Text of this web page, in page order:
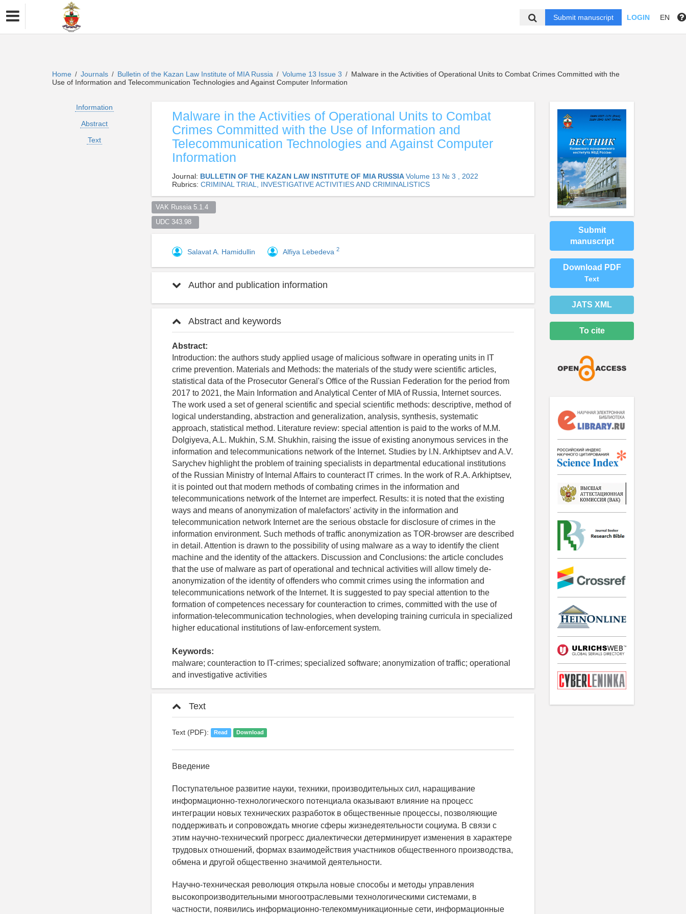
Submit manuscript LOGIN EN
Home / Journals / Bulletin of the Kazan Law Institute of MIA Russia / Volume 13 Issue 3 / Malware in the Activities of Operational Units to Combat Crimes Committed with the
Use of Information and Telecommunication Technologies and Against Computer Information
Information
Abstract
Text
Malware in the Activities of Operational Units to Combat
Crimes Committed with the Use of Information and
Telecommunication Technologies and Against Computer
Information
Journal: BULLETIN OF THE KAZAN LAW INSTITUTE OF MIA RUSSIAVolume 13 № 3 , 2022
Rubrics: CRIMINAL TRIAL, INVESTIGATIVE ACTIVITIES AND CRIMINALISTICS
VAK Russia 5.1.4
UDC 343.98
Salavat A. Hamidullin Alfiya Lebedeva 2
Author and publication information
Abstract and keywords
Abstract:
Introduction: the authors study applied usage of malicious software in operating units in IT
crime prevention. Materials and Methods: the materials of the study were scientific articles,
statistical data of the Prosecutor General's Office of the Russian Federation for the period from
2017 to 2021, the Main Information and Analytical Center of MIA of Russia, Internet sources.
The work used a set of general scientific and special scientific methods: descriptive, method of
logical understanding, abstraction and generalization, analysis, synthesis, systematic
approach, statistical method. Literature review: special attention is paid to the works of M.M.
Dolgiyeva, A.L. Mukhin, S.M. Shukhin, raising the issue of existing anonymous services in the
information and telecommunications network of the Internet. Studies by I.N. Arkhiptsev and A.V.
Sarychev highlight the problem of training specialists in departmental educational institutions
of the Russian Ministry of Internal Affairs to counteract IT crimes. In the work of R.A. Arkhiptsev,
it is pointed out that modern methods of combating crimes in the information and
telecommunications network of the Internet are imperfect. Results: it is noted that the existing
ways and means of anonymization of malefactors' activity in the information and
telecommunication network Internet are the serious obstacle for disclosure of crimes in the
information environment. Such methods of traffic anonymization as TOR-browser are described
in detail. Attention is drawn to the possibility of using malware as a way to identify the client
machine and the identity of the attackers. Discussion and Conclusions: the article concludes
that the use of malware as part of operational and technical activities will allow timely de-
anonymization of the identity of offenders who commit crimes using the information and
telecommunications network of the Internet. It is suggested to pay special attention to the
formation of competences necessary for counteraction to crimes, committed with the use of
information-telecommunication technologies, when developing training curricula in specialized
higher educational institutions of law-enforcement system.
Keywords:
malware; counteraction to IT-crimes; specialized software; anonymization of traffic; operational
and investigative activities
Text
Text (PDF): Read Download
Введение
Поступательное развитие науки, техники, производительных сил, наращивание
информационно-технологического потенциала оказывают влияние на процесс
интеграции новых технических разработок в общественные процессы, позволяющие
поддерживать и сопровождать многие сферы жизнедеятельности социума. В связи с
этим научно-технический прогресс диалектически детерминирует изменения в характере
трудовых отношений, формах взаимодействия участников общественного производства,
обмена и другой общественно значимой деятельности.
Научно-техническая революция открыла новые способы и методы управления
высокопроизводительными многоотраслевыми технологическими системами, в
частности, появились информационно-телекоммуникационные сети, информационные
Submit
manuscript
Download PDF
Text
JATS XML
To cite